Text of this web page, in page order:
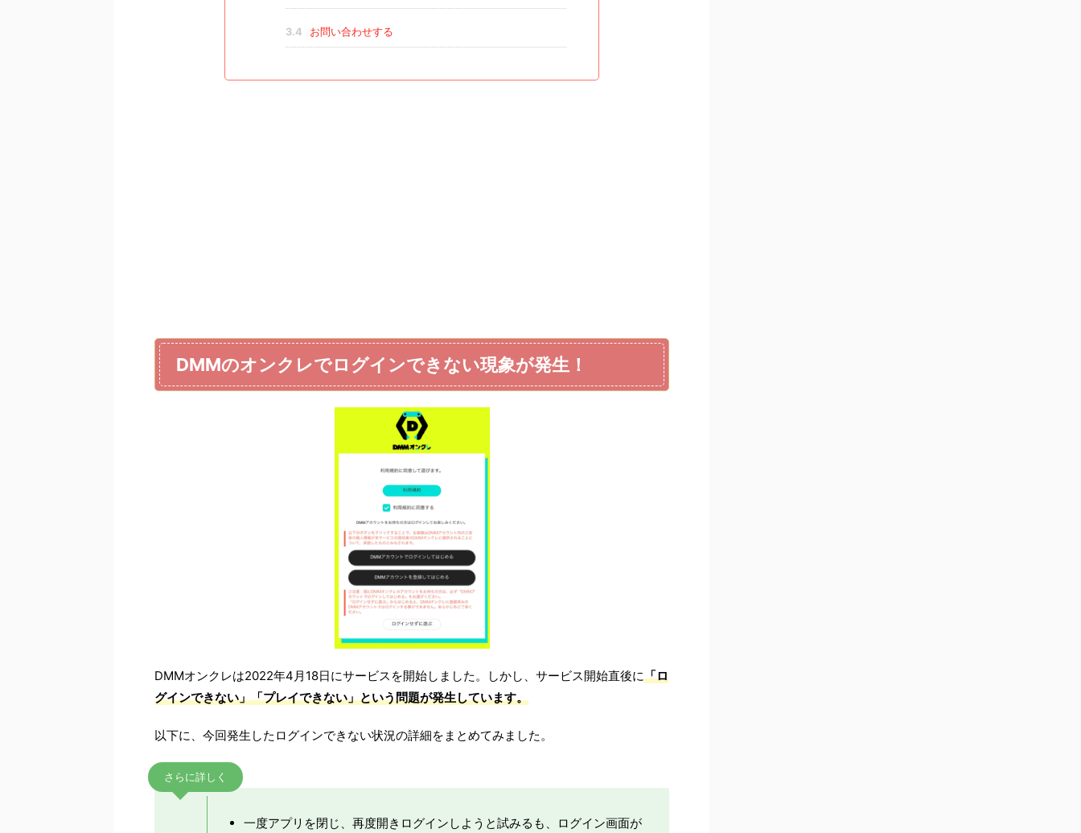
3.4 お問い合わせする
DMMのオンクレでログインできない現象が発生！
DMMオンクレは2022年4月18日にサービスを開始しました。しかし、サービス開始直後に「ロ
グインできない」「プレイできない」という問題が発生しています。
以下に、今回発生したログインできない状況の詳細をまとめてみました。
さらに詳しく
一度アプリを閉じ、再度開きログインしようと試みるも、ログイン画面が